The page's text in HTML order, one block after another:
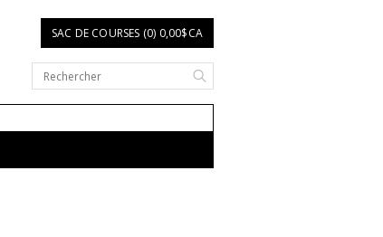
SAC DE COURSES (0) 0,00$CA